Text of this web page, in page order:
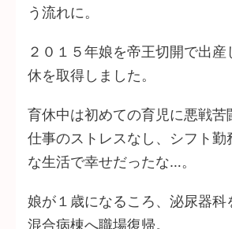
う流れに。
２０１５年娘を帝王切開で出
休を取得しました。
育休中は初めての育児に悪戦苦
仕事のストレスなし、シフト勤
な生活で幸せだったな…。
娘が１歳になるころ、泌尿器科
混合病棟へ職場復帰。